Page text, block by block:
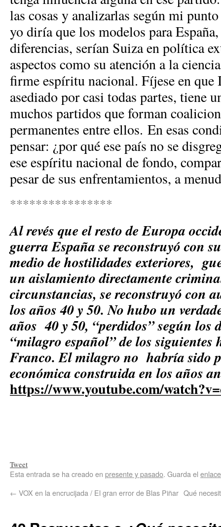
las cosas y analizarlas según mi
yo diría que los modelos para
diferencias, serían Suiza en política
aspectos como su atención a la
firme espíritu nacional. Fíjese en que
asediado por casi todas partes, tiene
muchos partidos que forman
permanentes entre ellos. En esas
pensar: ¿por qué ese país no se
ese espíritu nacional de fondo,
pesar de sus enfrentamientos, a
****************
Al revés que el resto de Europa
guerra España se reconstruyó con
medio de hostilidades exteriores,
un aislamiento directamente
circunstancias, se reconstruyó con
los años 40 y 50. No hubo un
años 40 y 50, “perdidos” según los
“milagro español” de los siguientes
Franco. El milagro no habría sido
económica construida en los años
https://www.youtube.com/
Tweet
Esta entrada se ha creado en presente y pasado. Guarda el
← VOX en la encrucijada / El gran error de Blas Piñar Qué